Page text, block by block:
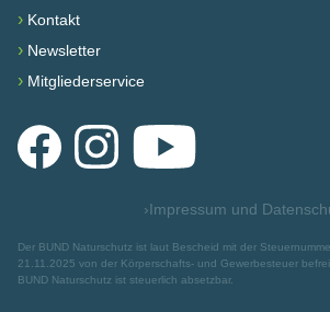
› Kontakt
› Newsletter
› Mitgliederservice
FacebookInstagramYouTube
›Impressum und
Der BUND Naturschutz ist laut Bescheid mit der
21.11.2025 von der Körperschafts- und Gewerbesteuer
BUND Naturschutz ist steuerlich absetzbar.